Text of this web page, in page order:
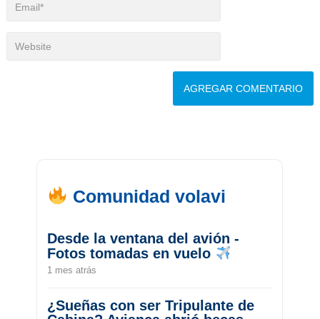
Comunidad volavi
Desde la ventana del avión -
Fotos tomadas en vuelo
1 mes atrás
¿Sueñas con ser Tripulante de